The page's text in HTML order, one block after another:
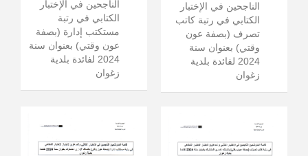
الناجحين في الإختبار
الكتابي في رتبة
مستكتب إدارة (بصفة
عون وقتي) بعنوان سنة
2024 لفائدة بلدية
زغوان
الناجحين في الإختبار
الكتابي في رتبة كاتب
تصرف (بصفة عون
وقتي) بعنوان سنة
2024 لفائدة بلدية
زغوان